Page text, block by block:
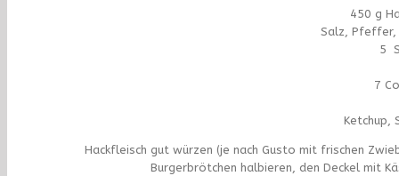
450 g
Salz, Pfeffer,
5
7
Ketchup,
Hackfleisch gut würzen (je nach Gusto mit frischen
Burgerbrötchen halbieren, den Deckel mit